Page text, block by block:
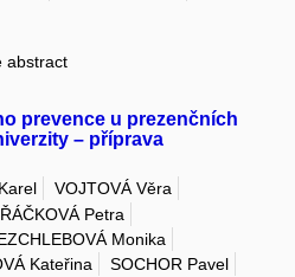
abstract
prevence u prezenčních
– příprava
VOJTOVÁ Věra
Petra
Monika
Kateřina
SOCHOR Pavel